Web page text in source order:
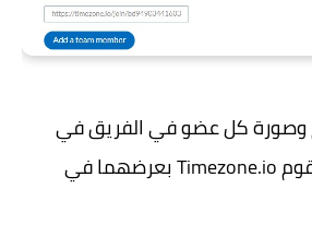
كل عضو في الفريق في
تطبيق الويب ، وسيقوم Timezone.io بعرضهما في